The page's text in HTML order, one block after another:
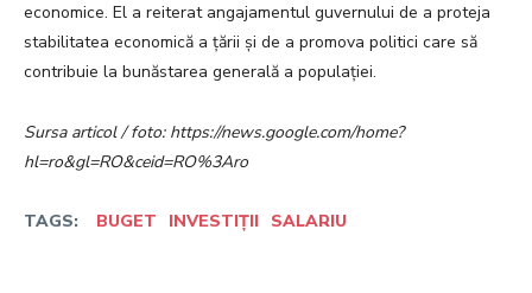
economice. El a reiterat angajamentul guvernului de a proteja
stabilitatea economică a țării și de a promova politici care să
contribuie la bunăstarea generală a populației.
Sursa articol / foto: https://news.google.com/home?
hl=ro&gl=RO&ceid=RO%3Aro
TAGS: BUGET INVESTIȚII SALARIU